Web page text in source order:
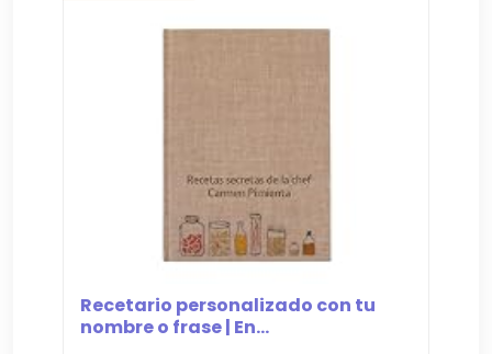
Recetario personalizado con tu
nombre o frase | En...